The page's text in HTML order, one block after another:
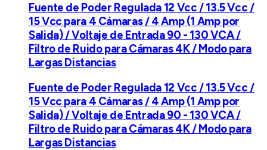
Fuente de Poder Regulada 12 Vcc / 13.5 Vcc /
15 Vcc para 4 Cámaras / 4 Amp (1 Amp por
Salida) / Voltaje de Entrada 90 - 130 VCA /
Filtro de Ruido para Cámaras 4K / Modo para
Largas Distancias
Fuente de Poder Regulada 12 Vcc / 13.5 Vcc /
15 Vcc para 4 Cámaras / 4 Amp (1 Amp por
Salida) / Voltaje de Entrada 90 - 130 VCA /
Filtro de Ruido para Cámaras 4K / Modo para
Largas Distancias